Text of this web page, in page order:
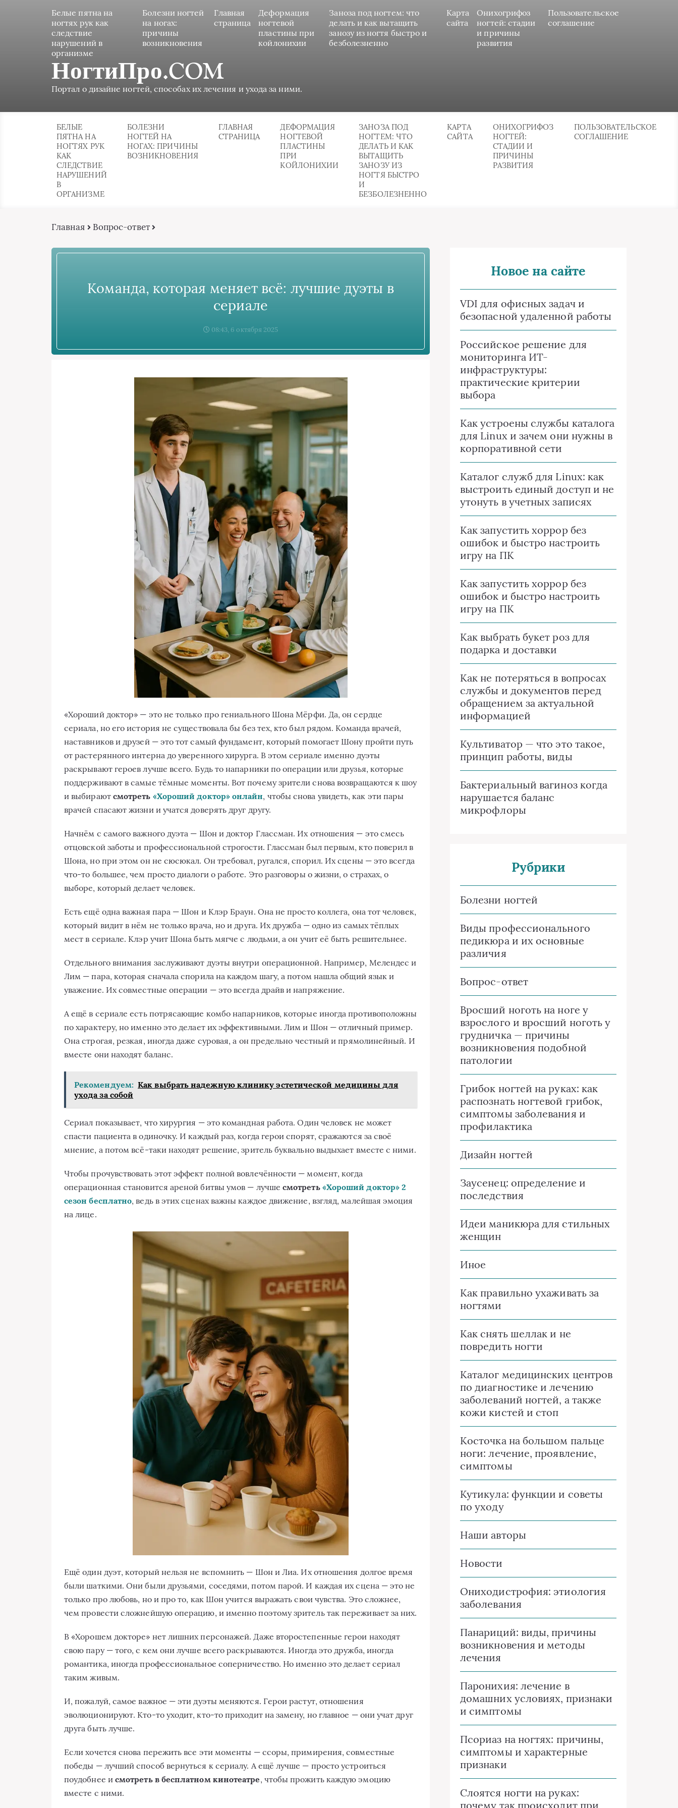
Белые пятна на
ногтях рук как
следствие
нарушений в
организме
Болезни ногтей
на ногах:
причины
возникновения
Главная
страница
Деформация
ногтевой
пластины при
койлонихии
Заноза под ногтем: что
делать и как вытащить
занозу из ногтя быстро и
безболезненно
Карта
сайта
Онихогрифоз
ногтей: стадии
и причины
развития
Пользовательское
соглашение
НогтиПро.COM
Портал о дизайне ногтей, способах их лечения и ухода за ними.
БЕЛЫЕ
ПЯТНА НА
НОГТЯХ РУК
КАК
СЛЕДСТВИЕ
НАРУШЕНИЙ
В
ОРГАНИЗМЕ
БОЛЕЗНИ
НОГТЕЙ НА
НОГАХ: ПРИЧИНЫ
ВОЗНИКНОВЕНИЯ
ГЛАВНАЯ
СТРАНИЦА
ДЕФОРМАЦИЯ
НОГТЕВОЙ
ПЛАСТИНЫ
ПРИ
КОЙЛОНИХИИ
ЗАНОЗА ПОД
НОГТЕМ: ЧТО
ДЕЛАТЬ И КАК
ВЫТАЩИТЬ
ЗАНОЗУ ИЗ
НОГТЯ БЫСТРО
И
БЕЗБОЛЕЗНЕННО
КАРТА
САЙТА
ОНИХОГРИФОЗ
НОГТЕЙ:
СТАДИИ И
ПРИЧИНЫ
РАЗВИТИЯ
ПОЛЬЗОВАТЕЛЬСКОЕ
СОГЛАШЕНИЕ
Главная Вопрос-ответ
Команда, которая меняет всё: лучшие дуэты в
сериале
08:43, 6 октября 2025
«Хороший доктор» — это не только про гениального Шона Мёрфи. Да, он сердце
сериала, но его история не существовала бы без тех, кто был рядом. Команда врачей,
наставников и друзей — это тот самый фундамент, который помогает Шону пройти путь
от растерянного интерна до уверенного хирурга. В этом сериале именно дуэты
раскрывают героев лучше всего. Будь то напарники по операции или друзья, которые
поддерживают в самые тёмные моменты. Вот почему зрители снова возвращаются к шоу
и выбирают смотреть «Хороший доктор» онлайн, чтобы снова увидеть, как эти пары
врачей спасают жизни и учатся доверять друг другу.
Начнём с самого важного дуэта — Шон и доктор Глассман. Их отношения — это смесь
отцовской заботы и профессиональной строгости. Глассман был первым, кто поверил в
Шона, но при этом он не сюсюкал. Он требовал, ругался, спорил. Их сцены — это всегда
что-то большее, чем просто диалоги о работе. Это разговоры о жизни, о страхах, о
выборе, который делает человек.
Есть ещё одна важная пара — Шон и Клэр Браун. Она не просто коллега, она тот человек,
который видит в нём не только врача, но и друга. Их дружба — одно из самых тёплых
мест в сериале. Клэр учит Шона быть мягче с людьми, а он учит её быть решительнее.
Отдельного внимания заслуживают дуэты внутри операционной. Например, Мелендес и
Лим — пара, которая сначала спорила на каждом шагу, а потом нашла общий язык и
уважение. Их совместные операции — это всегда драйв и напряжение.
А ещё в сериале есть потрясающие комбо напарников, которые иногда противоположны
по характеру, но именно это делает их эффективными. Лим и Шон — отличный пример.
Она строгая, резкая, иногда даже суровая, а он предельно честный и прямолинейный. И
вместе они находят баланс.
Рекомендуем: Как выбрать надежную клинику эстетической медицины для
ухода за собой
Сериал показывает, что хирургия — это командная работа. Один человек не может
спасти пациента в одиночку. И каждый раз, когда герои спорят, сражаются за своё
мнение, а потом всё-таки находят решение, зритель буквально выдыхает вместе с ними.
Чтобы прочувствовать этот эффект полной вовлечённости — момент, когда
операционная становится ареной битвы умов — лучше смотреть «Хороший доктор» 2
сезон бесплатно, ведь в этих сценах важны каждое движение, взгляд, малейшая эмоция
на лице.
Ещё один дуэт, который нельзя не вспомнить — Шон и Лиа. Их отношения долгое время
были шаткими. Они были друзьями, соседями, потом парой. И каждая их сцена — это не
только про любовь, но и про то, как Шон учится выражать свои чувства. Это сложнее,
чем провести сложнейшую операцию, и именно поэтому зритель так переживает за них.
В «Хорошем докторе» нет лишних персонажей. Даже второстепенные герои находят
свою пару — того, с кем они лучше всего раскрываются. Иногда это дружба, иногда
романтика, иногда профессиональное соперничество. Но именно это делает сериал
таким живым.
И, пожалуй, самое важное — эти дуэты меняются. Герои растут, отношения
эволюционируют. Кто-то уходит, кто-то приходит на замену, но главное — они учат друг
друга быть лучше.
Если хочется снова пережить все эти моменты — ссоры, примирения, совместные
победы — лучший способ вернуться к сериалу. А ещё лучше — просто устроиться
поудобнее и смотреть в бесплатном кинотеатре, чтобы прожить каждую эмоцию
вместе с ними.
Новое на сайте
VDI для офисных задач и
безопасной удаленной работы
Российское решение для
мониторинга ИТ-
инфраструктуры:
практические критерии
выбора
Как устроены службы каталога
для Linux и зачем они нужны в
корпоративной сети
Каталог служб для Linux: как
выстроить единый доступ и не
утонуть в учетных записях
Как запустить хоррор без
ошибок и быстро настроить
игру на ПК
Как запустить хоррор без
ошибок и быстро настроить
игру на ПК
Как выбрать букет роз для
подарка и доставки
Как не потеряться в вопросах
службы и документов перед
обращением за актуальной
информацией
Культиватор — что это такое,
принцип работы, виды
Бактериальный вагиноз когда
нарушается баланс
микрофлоры
Рубрики
Болезни ногтей
Виды профессионального
педикюра и их основные
различия
Вопрос-ответ
Вросший ноготь на ноге у
взрослого и вросший ноготь у
грудничка — причины
возникновения подобной
патологии
Грибок ногтей на руках: как
распознать ногтевой грибок,
симптомы заболевания и
профилактика
Дизайн ногтей
Заусенец: определение и
последствия
Идеи маникюра для стильных
женщин
Иное
Как правильно ухаживать за
ногтями
Как снять шеллак и не
повредить ногти
Каталог медицинских центров
по диагностике и лечению
заболеваний ногтей, а также
кожи кистей и стоп
Косточка на большом пальце
ноги: лечение, проявление,
симптомы
Кутикула: функции и советы
по уходу
Наши авторы
Новости
Ониходистрофия: этиология
заболевания
Панариций: виды, причины
возникновения и методы
лечения
Паронихия: лечение в
домашних условиях, признаки
и симптомы
Псориаз на ногтях: причины,
симптомы и характерные
признаки
Слоятся ногти на руках:
почему так происходит при